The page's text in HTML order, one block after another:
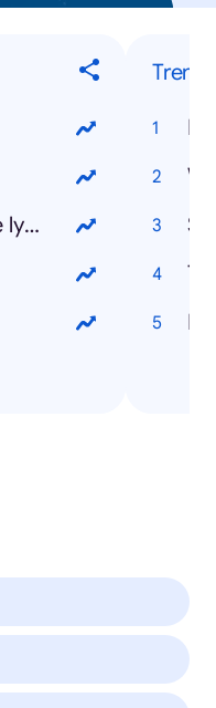
under the influence lyrics